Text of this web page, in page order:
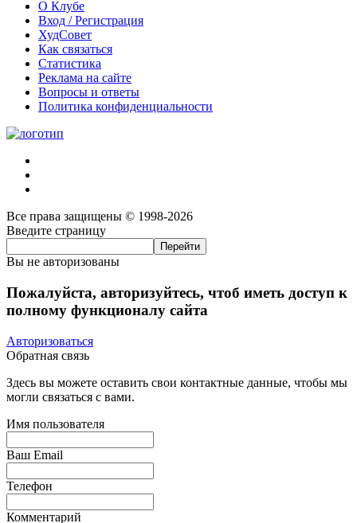
О Клубе
Вход / Регистрация
ХудСовет
Как связаться
Статистика
Реклама на сайте
Вопросы и ответы
Политика конфиденциальности
Все права защищены © 1998-2026
Введите страницу
Вы не авторизованы
Пожалуйста, авторизуйтесь, чтоб иметь доступ к
полному функционалу сайта
Авторизоваться
Обратная связь
Здесь вы можете оставить свои контактные данные, чтобы мы
могли связаться с вами.
Имя пользователя
Ваш Email
Телефон
Комментарий